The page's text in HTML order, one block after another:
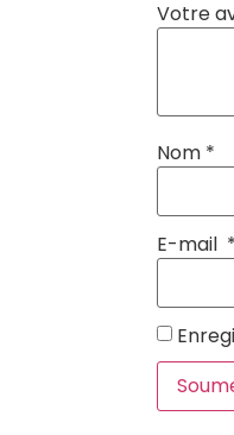
Votre
Nom *
E-mail *